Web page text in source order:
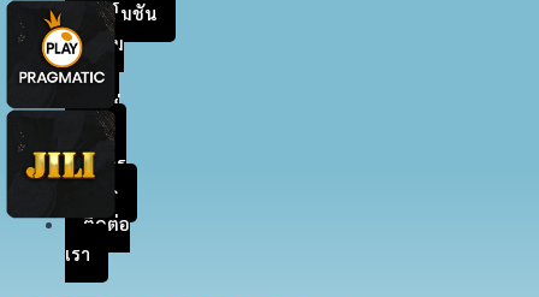
โปรโมชัน
สะสม
แต้ม
เข้าสู่
ระบบ
สมัคร
สมาชิก
ติดต่อ
เรา